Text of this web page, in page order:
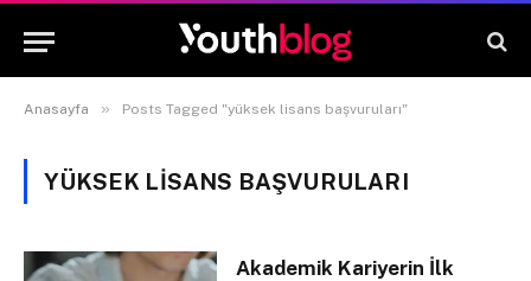
Anasayfa » Posts Tagged "yüksek lisans başvuruları"
YÜKSEK LISANS BAŞVURULARI
Akademik Kariyerin İlk